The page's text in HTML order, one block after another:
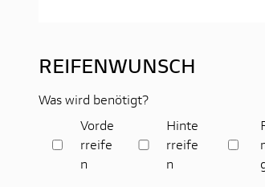
REIFENWUNSCH
Was wird benötigt?
Vorde
rreife
n
Hinte
rreife
n